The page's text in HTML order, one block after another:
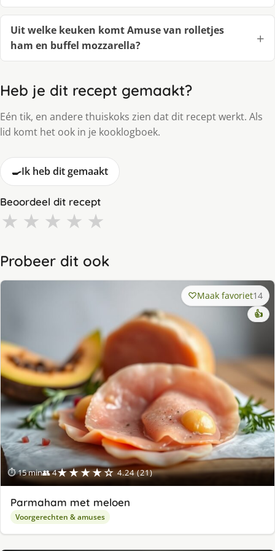
Uit welke keuken komt Amuse van rolletjes
ham en buffel mozzarella?
Heb je dit recept gemaakt?
Eén tik, en andere thuiskoks zien dat dit recept werkt. Als
lid komt het ook in je kooklogboek.
🍳Ik heb dit gemaakt
Beoordeel dit recept
★ ★ ★ ★ ★
Probeer dit ook
⏱ 15 min👥 4★★★★☆ 4.24 (21)
Maak favoriet14
👍
Parmaham met meloen
Voorgerechten & amuses